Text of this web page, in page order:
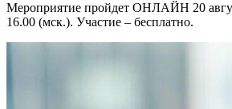
Мероприятие пройдет ОНЛАЙН 20
16.00 (мск.). Участие – бесплатно.